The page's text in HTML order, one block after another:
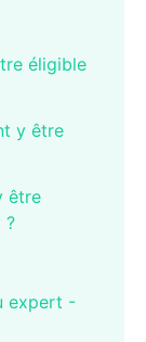
éligible
y être
être
?
expert -